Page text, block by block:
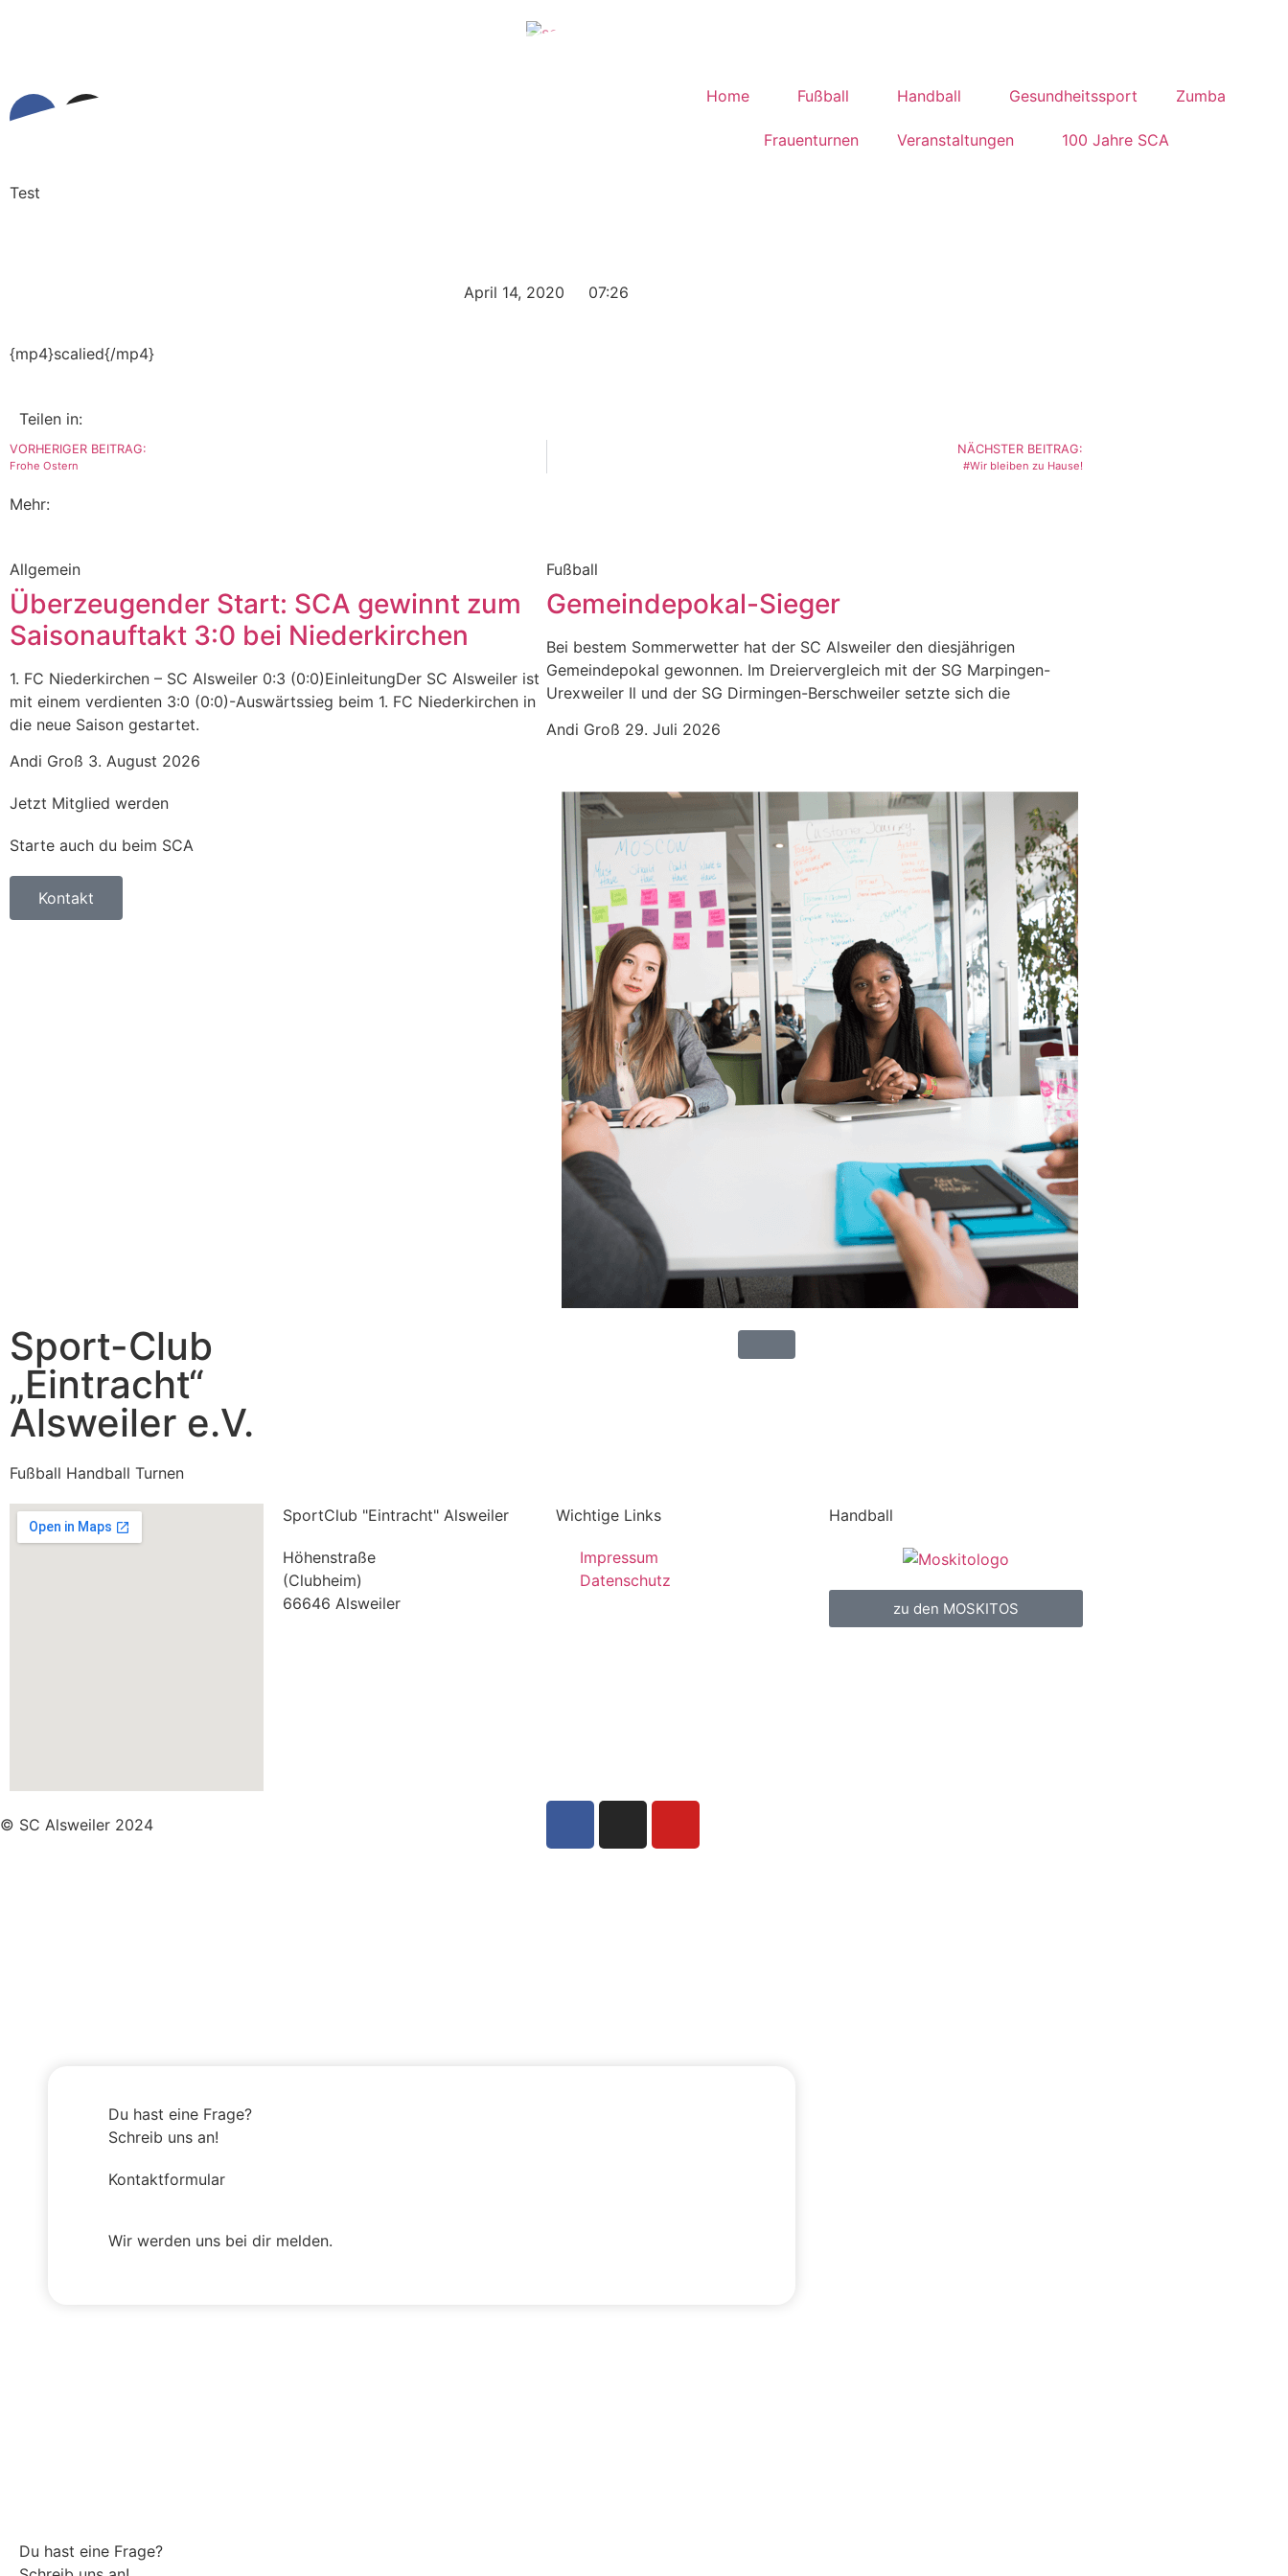
Home Fußball Handball Gesundheitssport Zumba
Frauenturnen Veranstaltungen 100 Jahre SCA
Test
April 14, 2020 07:26
{mp4}scalied{/mp4}
Teilen in:
VORHERIGER BEITRAG:
Frohe Ostern
NÄCHSTER BEITRAG:
#Wir bleiben zu Hause!
Mehr:
Allgemein
Überzeugender Start: SCA gewinnt zum
Saisonauftakt 3:0 bei Niederkirchen
1. FC Niederkirchen – SC Alsweiler 0:3 (0:0)EinleitungDer SC Alsweiler ist
mit einem verdienten 3:0 (0:0)-Auswärtssieg beim 1. FC Niederkirchen in
die neue Saison gestartet.
Andi Groß 3. August 2026
Fußball
Gemeindepokal-Sieger
Bei bestem Sommerwetter hat der SC Alsweiler den diesjährigen
Gemeindepokal gewonnen. Im Dreiervergleich mit der SG Marpingen-
Urexweiler Il und der SG Dirmingen-Berschweiler setzte sich die
Andi Groß 29. Juli 2026
Jetzt Mitglied werden
Starte auch du beim SCA
Kontakt
Sport-Club
„Eintracht“
Alsweiler e.V.
Fußball Handball Turnen
SportClub "Eintracht" Alsweiler
Höhenstraße
(Clubheim)
66646 Alsweiler
Wichtige Links
Impressum
Datenschutz
Handball
zu den MOSKITOS
© SC Alsweiler 2024
Du hast eine Frage?
Schreib uns an!
Kontaktformular
Wir werden uns bei dir melden.
Du hast eine Frage?